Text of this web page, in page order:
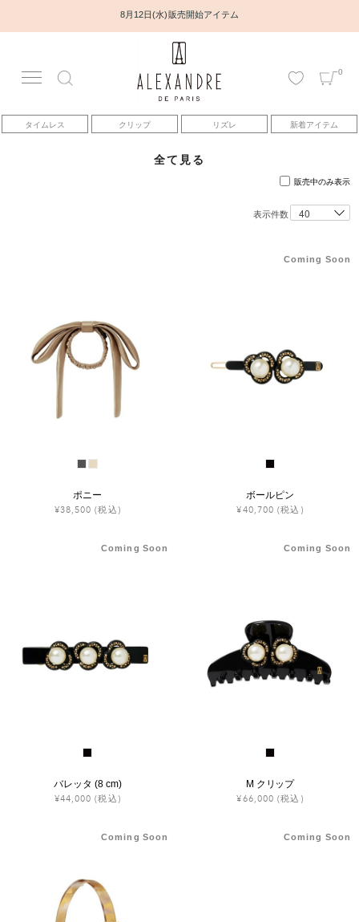
8月12日(水) 販売開始アイテム
0
タイムレス クリップ リズレ 新着アイテム
アカウント
アイテム
ヘアアレンジ動画
ヒストリー
クラフトマンシップ
ニュース
全て見る
販売中のみ表示
表示件数
ポニー
¥38,500 (税込)
Coming Soon
ボールピン
¥40,700 (税込)
Coming Soon
バレッタ (8 cm)
¥44,000 (税込)
Coming Soon
M クリップ
¥66,000 (税込)
Coming Soon Coming Soon